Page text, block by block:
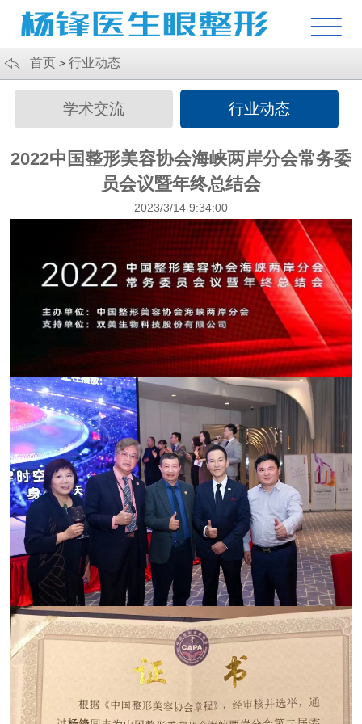
首页 >行业动态
学术交流 行业动态
2022中国整形美容协会海峡两岸分会常务委
员会议暨年终总结会
2023/3/14 9:34:00